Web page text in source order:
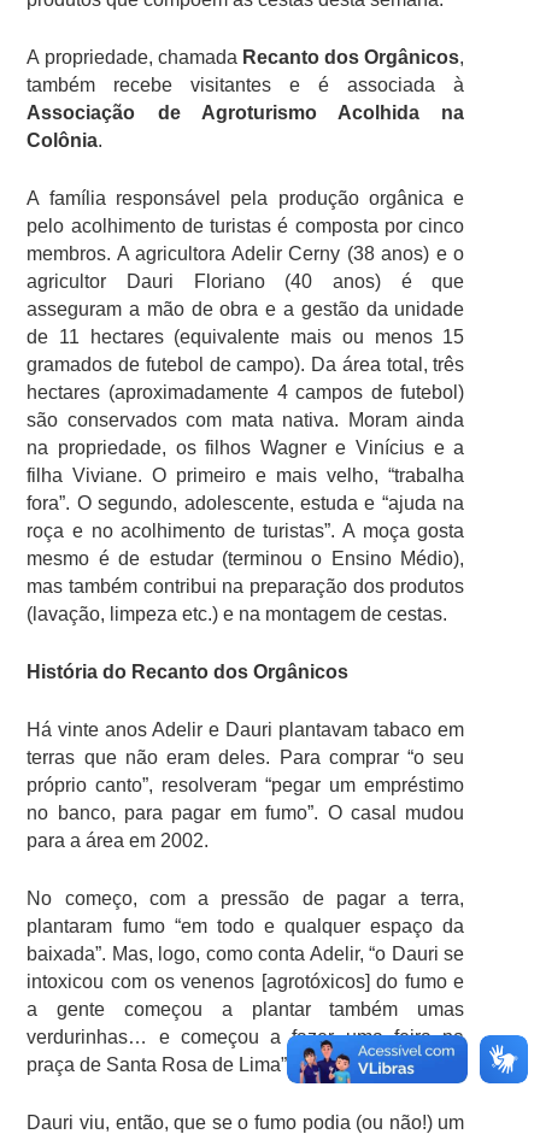
A propriedade, chamada Recanto dos Orgânicos,
também recebe visitantes e é associada à
Associação de Agroturismo Acolhida na
Colônia.
A família responsável pela produção orgânica e
pelo acolhimento de turistas é composta por cinco
membros. A agricultora Adelir Cerny (38 anos) e o
agricultor Dauri Floriano (40 anos) é que
asseguram a mão de obra e a gestão da unidade
de 11 hectares (equivalente mais ou menos 15
gramados de futebol de campo). Da área total, três
hectares (aproximadamente 4 campos de futebol)
são conservados com mata nativa. Moram ainda
na propriedade, os filhos Wagner e Vinícius e a
filha Viviane. O primeiro e mais velho, “trabalha
fora”. O segundo, adolescente, estuda e “ajuda na
roça e no acolhimento de turistas”. A moça gosta
mesmo é de estudar (terminou o Ensino Médio),
mas também contribui na preparação dos produtos
(lavação, limpeza etc.) e na montagem de cestas.
História do Recanto dos Orgânicos
Há vinte anos Adelir e Dauri plantavam tabaco em
terras que não eram deles. Para comprar “o seu
próprio canto”, resolveram “pegar um empréstimo
no banco, para pagar em fumo”. O casal mudou
para a área em 2002.
No começo, com a pressão de pagar a terra,
plantaram fumo “em todo e qualquer espaço da
baixada”. Mas, logo, como conta Adelir, “o Dauri se
intoxicou com os venenos [agrotóxicos] do fumo e
a gente começou a plantar também umas
verdurinhas… e começou a fazer uma feira na
praça de Santa Rosa de Lima”.
Dauri viu, então, que se o fumo podia (ou não!) um